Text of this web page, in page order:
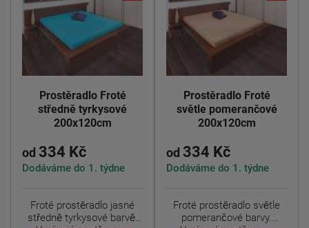
Prostěradlo Froté
středně tyrkysové
200x120cm
od 334 Kč
Dodáváme do 1. týdne
Froté prostěradlo jasné
středně tyrkysové barvě.
Prostěradlo Froté
světle pomerančové
200x120cm
od 334 Kč
Dodáváme do 1. týdne
Froté prostěradlo světle
pomerančové barvy.